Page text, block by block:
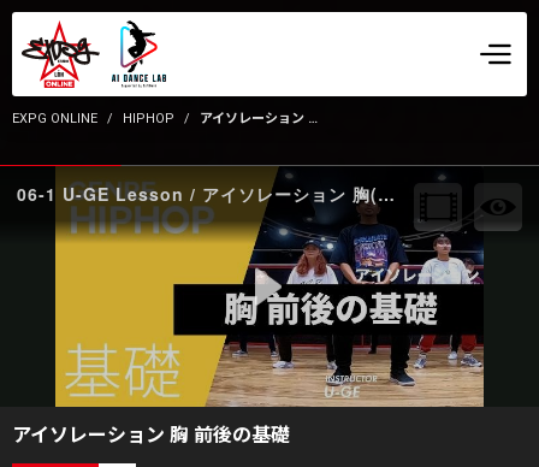
EXPG ONLINE HIPHOP アイソレーション 胸 前後の基礎
06-1 U-GE Lesson / アイソレーション 胸(前後) front
アイソレーション 胸 前後の基礎